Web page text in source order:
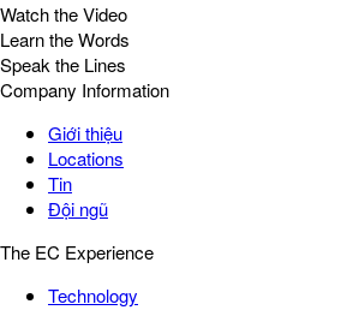
Watch the Video
Learn the Words
Speak the Lines
Company Information
Giới thiệu
Locations
Tin
Đội ngũ
The EC Experience
Technology